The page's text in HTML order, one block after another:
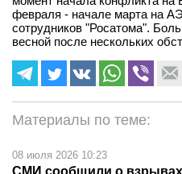
февраля - начале марта на
сотрудников "Росатома".
весной после нескольких
Материалы по теме:
08 июля 2026 10:23
СМИ сообщили о взрывах